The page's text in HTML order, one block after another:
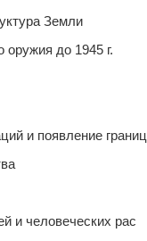
Земли
оружия до 1945 г.
и появление границ
и человеческих рас